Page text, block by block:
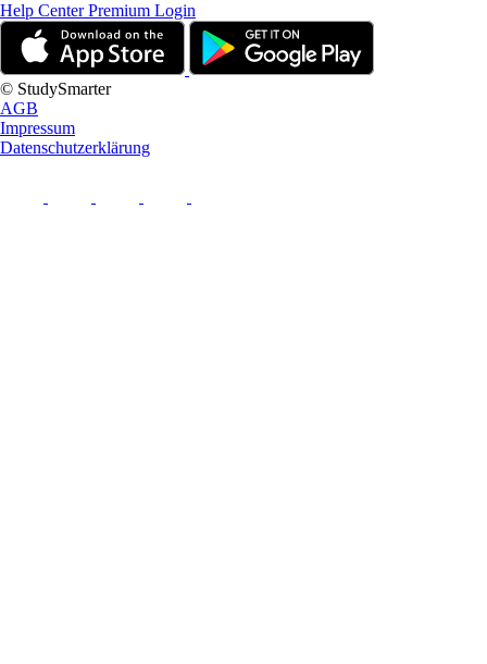
Help CenterPremium Login
© StudySmarter
AGB
Impressum
Datenschutzerklärung